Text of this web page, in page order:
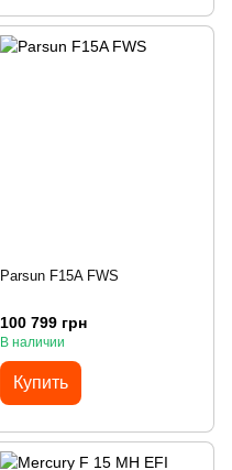
Parsun F15A FWS
100 799 грн
В наличии
Купить